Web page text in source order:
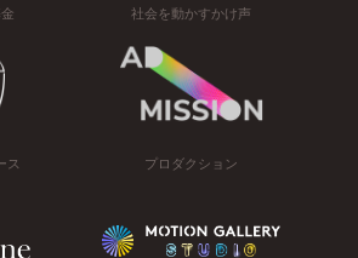
社会を動かすかけ声
ス プロダクション